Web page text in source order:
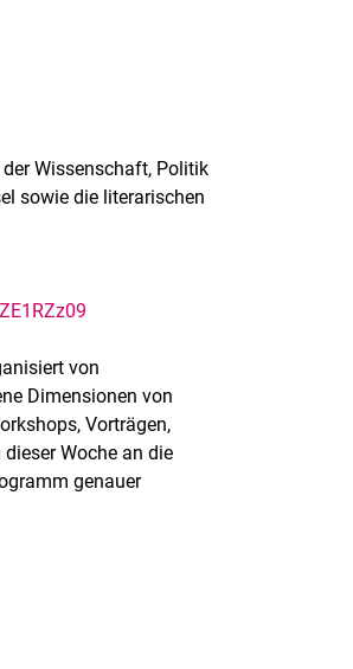
Wissenschaft, Politik
sowie die literarischen
von
Dimensionen von
Vorträgen,
Woche an die
genauer
Fenster)
neues Fenster)